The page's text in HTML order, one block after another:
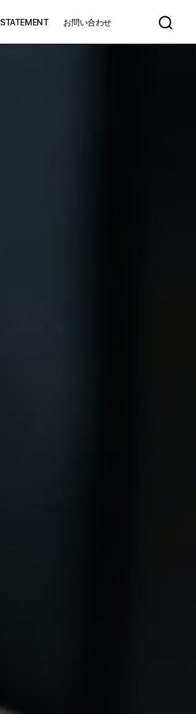
STATEMENT お問い合わせ